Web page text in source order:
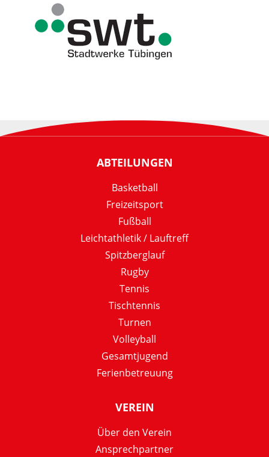
ABTEILUNGEN
Basketball
Freizeitsport
Fußball
Leichtathletik / Lauftreff
Spitzberglauf
Rugby
Tennis
Tischtennis
Turnen
Volleyball
Gesamtjugend
Ferienbetreuung
VEREIN
Über den Verein
Ansprechpartner